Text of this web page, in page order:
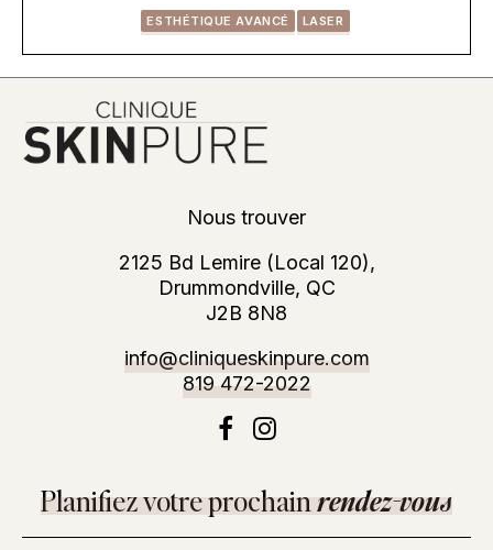
ESTHÉTIQUE AVANCÉ LASER
Nous trouver
2125 Bd Lemire (Local 120),
Drummondville, QC
J2B 8N8
info@cliniqueskinpure.com
819 472-2022
Planifiez votre prochainrendez-vous